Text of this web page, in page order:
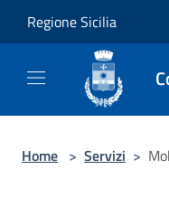
Regione Sicilia
Home > Servizi >